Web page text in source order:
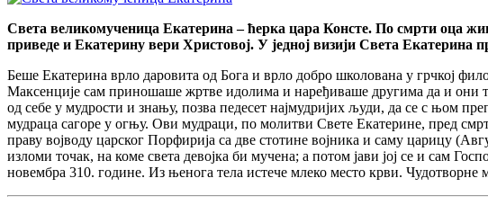
Света великомученица Екатерина – ћерка цара Консте. По смрти оца
приведе и Екатерину вери Христовој. У једној визији Света Екатерина
Беше Екатерина врло даровита од Бога и врло добро школована у грчкој
Максенције сам приношаше жртве идолима и наређиваше другима да и они
од себе у мудрости и знању, позва педесет најмудријих људи, да се с њом
мудраца сагоре у огњу. Ови мудраци, по молитви Свете Екатерине, пред
праву војводу царског Порфирија са две стотине војника и саму царицу
изломи точак, на коме света девојка би мучена; а потом јави јој се и сам
новембра 310. године. Из њенога тела истече млеко место крви. Чудотворне